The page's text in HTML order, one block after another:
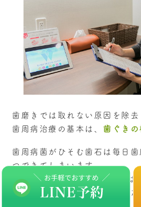
歯磨きでは取れない原因を除去
歯周病治療の基本は、 歯ぐきの
歯周病菌がひそむ歯石は毎日
つできてしまいます。
1度歯石になると、歯磨きでは
歯周病の安定と進行を止める